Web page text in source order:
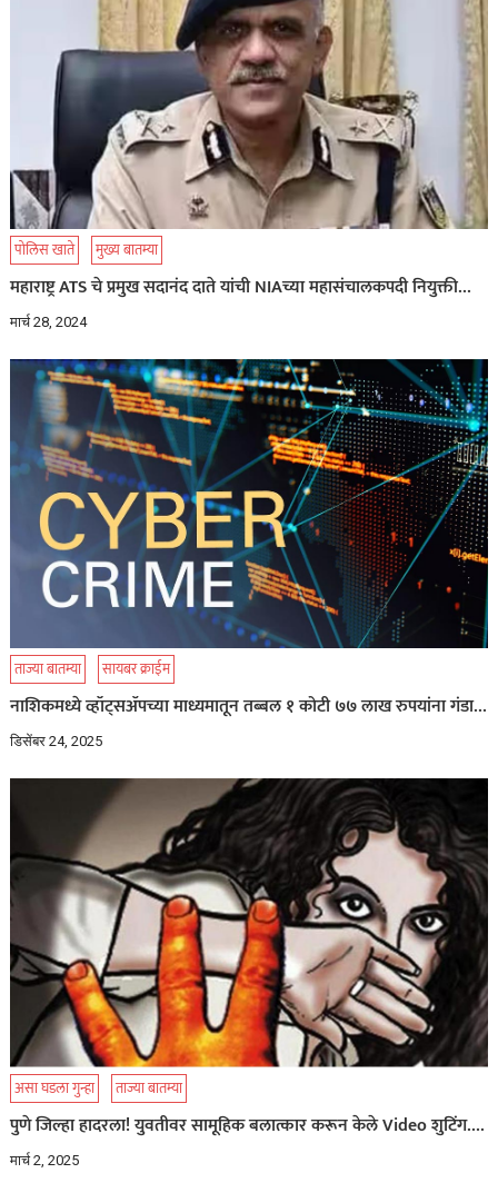
पोलिस खाते मुख्य बातम्या
महाराष्ट्र ATS चे प्रमुख सदानंद दाते यांची NIAच्या महासंचालकपदी नियुक्ती…
मार्च 28, 2024
ताज्या बातम्या सायबर क्राईम
नाशिकमध्ये व्हॉट्सॲपच्या माध्यमातून तब्बल १ कोटी ७७ लाख रुपयांना गंडा…
डिसेंबर 24, 2025
असा घडला गुन्हा ताज्या बातम्या
पुणे जिल्हा हादरला! युवतीवर सामूहिक बलात्कार करून केले Video शुटिंग….
मार्च 2, 2025